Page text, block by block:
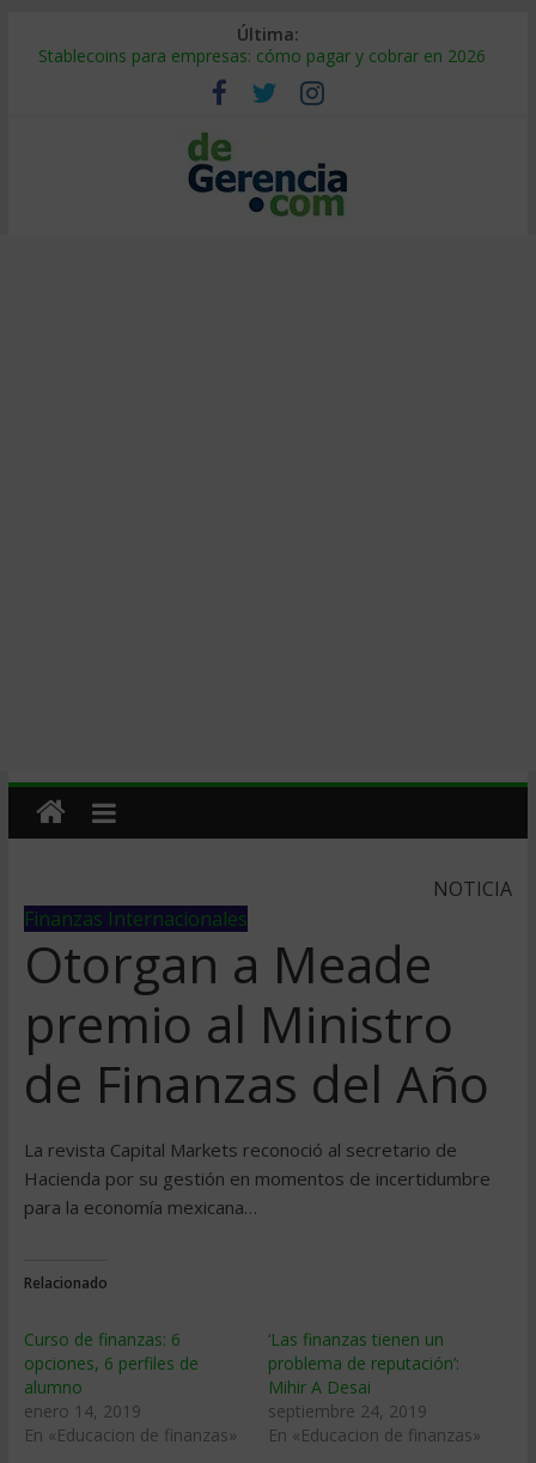
Última:
Stablecoins para empresas: cómo pagar y cobrar en 2026
Despido silencioso: qué es y por qué sale tan caro
IA en selección de personal: cómo auditarla a tiempo
Trabajo forzoso en la cadena de suministro: qué hacer
Mercado hispano de EE. UU.: cómo segmentarlo y venderle
NOTICIA
Finanzas Internacionales
Otorgan a Meade
premio al Ministro
de Finanzas del Año
La revista Capital Markets reconoció al secretario de
Hacienda por su gestión en momentos de incertidumbre
para la economía mexicana…
Relacionado
Curso de finanzas: 6
opciones, 6 perfiles de
alumno
enero 14, 2019
En «Educacion de finanzas»
‘Las finanzas tienen un
problema de reputación’:
Mihir A Desai
septiembre 24, 2019
En «Educacion de finanzas»